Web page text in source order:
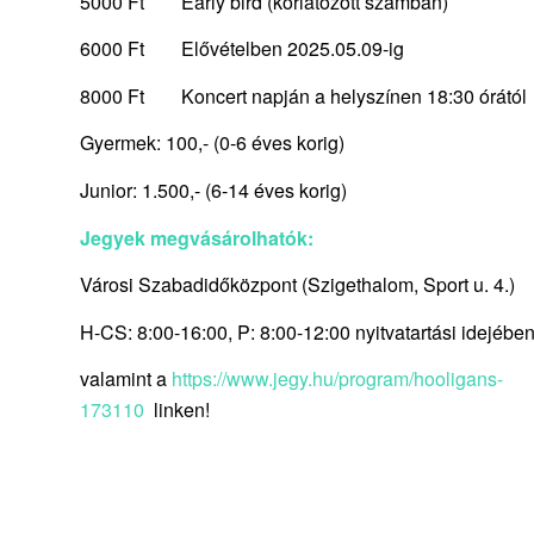
6000 Ft
Elővételben 2025.05.09-ig
8000 Ft
Koncert napján a helyszínen 18:30 órától
Gyermek: 100,- (0-6 éves korig)
Junior: 1.500,- (6-14 éves korig)
Jegyek megvásárolhatók:
Városi Szabadidőközpont (Szigethalom, Sport u. 4.)
H-CS: 8:00-16:00, P: 8:00-12:00 nyitvatartási
valamint a https://www.jegy.hu/program/hooligans-
173110 linken!